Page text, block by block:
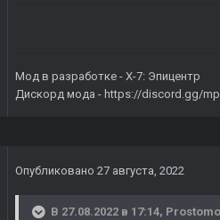
Мод в разработке - X-7: Эпицентр
Дискорд мода - https://discord.gg/
Опубликовано 27 августа, 2022
В 27.08.2022 в 17:14,